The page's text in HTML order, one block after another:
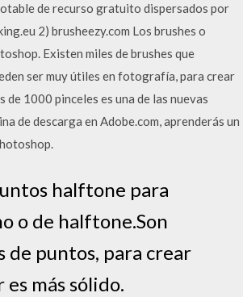
de recurso gratuito dispersados por
2) brusheezy.com Los brushes o
Existen miles de brushes que
ser muy útiles en fotografía, para crear
1000 pinceles es una de las nuevas
de descarga en Adobe.com, aprenderás un
halftone para
o de halftone.Son
de puntos, para crear
más sólido.